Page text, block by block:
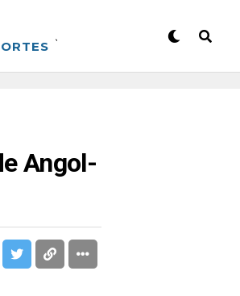
Angol-